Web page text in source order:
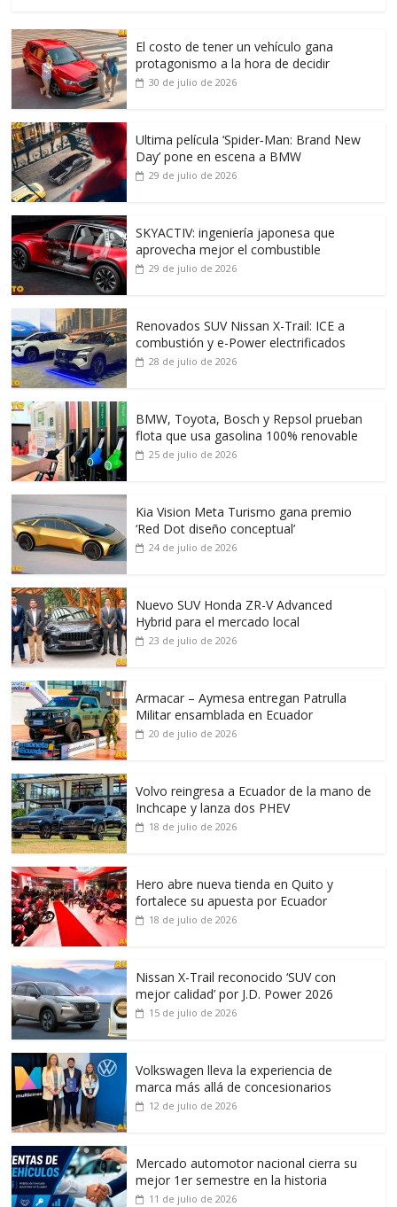
El costo de tener un vehículo gana
protagonismo a la hora de decidir
30 de julio de 2026
Ultima película ‘Spider‑Man: Brand New
Day’ pone en escena a BMW
29 de julio de 2026
SKYACTIV: ingeniería japonesa que
aprovecha mejor el combustible
29 de julio de 2026
Renovados SUV Nissan X-Trail: ICE a
combustión y e-Power electrificados
28 de julio de 2026
BMW, Toyota, Bosch y Repsol prueban
flota que usa gasolina 100% renovable
25 de julio de 2026
Kia Vision Meta Turismo gana premio
‘Red Dot diseño conceptual’
24 de julio de 2026
Nuevo SUV Honda ZR-V Advanced
Hybrid para el mercado local
23 de julio de 2026
Armacar – Aymesa entregan Patrulla
Militar ensamblada en Ecuador
20 de julio de 2026
Volvo reingresa a Ecuador de la mano de
Inchcape y lanza dos PHEV
18 de julio de 2026
Hero abre nueva tienda en Quito y
fortalece su apuesta por Ecuador
18 de julio de 2026
Nissan X-Trail reconocido ‘SUV con
mejor calidad’ por J.D. Power 2026
15 de julio de 2026
Volkswagen lleva la experiencia de
marca más allá de concesionarios
12 de julio de 2026
Mercado automotor nacional cierra su
mejor 1er semestre en la historia
11 de julio de 2026